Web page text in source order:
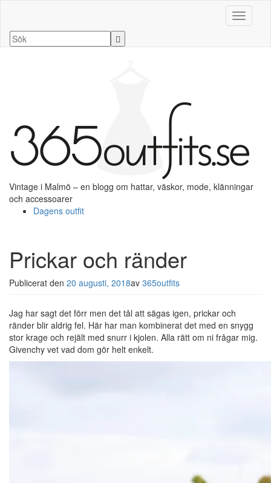
Slå på/
Vintage i Malmö – en blogg om hattar, väskor, mode, klänningar
och accessoarer
Dagens outfit
Prickar och ränder
Publicerat den 20 augusti, 2018av 365outfits
Jag har sagt det förr men det tål att sägas igen, prickar och
ränder blir aldrig fel. Här har man kombinerat det med en snygg
stor krage och rejält med snurr i kjolen. Alla rätt om ni frågar mig.
Givenchy vet vad dom gör helt enkelt.